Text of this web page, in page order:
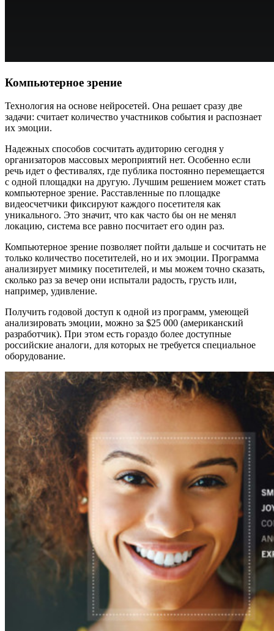
Компьютерное зрение
Технология на основе нейросетей. Она решает сразу две
задачи: считает количество участников события и распознает
их эмоции.
Надежных способов сосчитать аудиторию сегодня у
организаторов массовых мероприятий нет. Особенно если
речь идет о фестивалях, где публика постоянно перемещается
с одной площадки на другую. Лучшим решением может стать
компьютерное зрение. Расставленные по площадке
видеосчетчики фиксируют каждого посетителя как
уникального. Это значит, что как часто бы он не менял
локацию, система все равно посчитает его один раз.
Компьютерное зрение позволяет пойти дальше и сосчитать не
только количество посетителей, но и их эмоции. Программа
анализирует мимику посетителей, и мы можем точно сказать,
сколько раз за вечер они испытали радость, грусть или,
например, удивление.
Получить годовой доступ к одной из программ, умеющей
анализировать эмоции, можно за $25 000 (американский
разработчик). При этом есть гораздо более доступные
российские аналоги, для которых не требуется специальное
оборудование.